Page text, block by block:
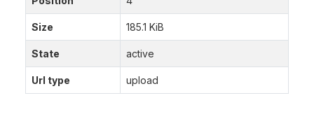
Size 185.1 KiB
State active
Url type upload